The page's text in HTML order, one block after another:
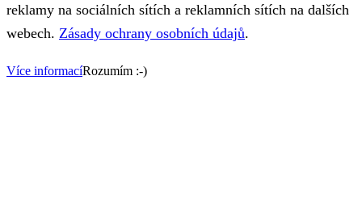
reklamy na sociálních sítích a reklamních sítích na dalších
webech. Zásady ochrany osobních údajů.
Více informacíRozumím :-)